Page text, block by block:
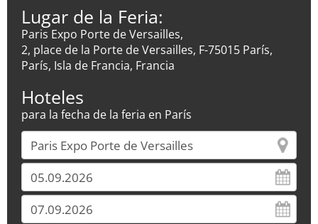
Lugar de la Feria:
Paris Expo Porte de Versailles,
2, place de la Porte de Versailles, F-75015 París,
París, Isla de Francia, Francia
Hoteles
para la fecha de la feria en París